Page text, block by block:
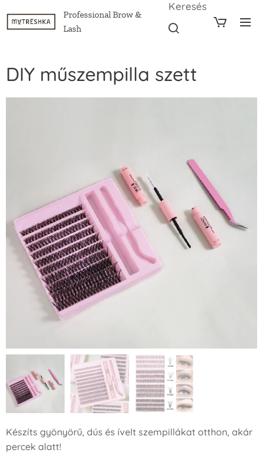
Professional Brow &
Lash
Keresés
DIY műszempilla szett
Készíts gyönyörű, dús és ívelt szempillákat otthon, akár
percek alatt!